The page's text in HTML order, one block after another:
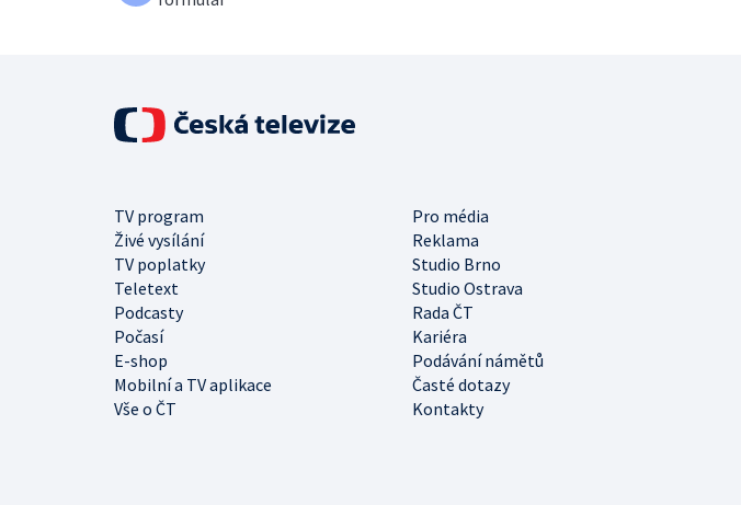
TV program
Pro média
Živé vysílání
Reklama
TV poplatky
Studio Brno
Teletext
Studio Ostrava
Podcasty
Rada ČT
Počasí
Kariéra
E-shop
Podávání námětů
Mobilní a TV aplikace
Časté dotazy
Vše o ČT
Kontakty